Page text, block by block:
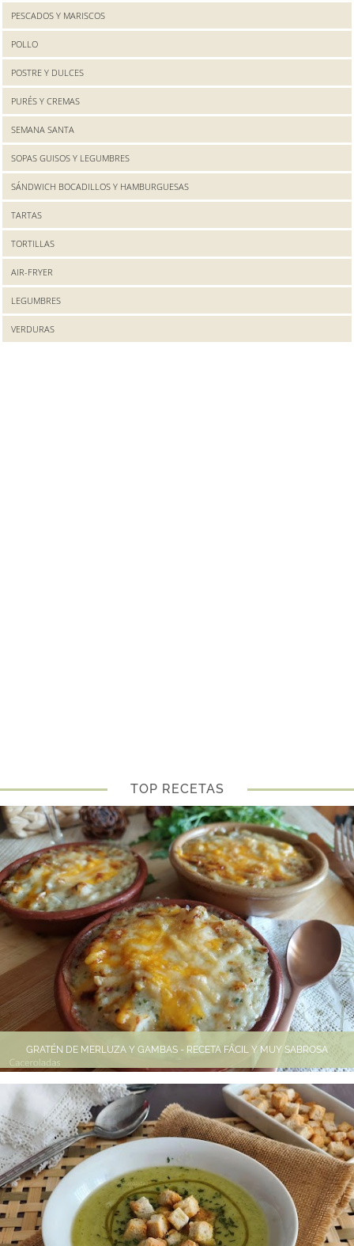
PESCADOS Y MARISCOS
POLLO
POSTRE Y DULCES
PURÉS Y CREMAS
SEMANA SANTA
SOPAS GUISOS Y LEGUMBRES
SÁNDWICH BOCADILLOS Y HAMBURGUESAS
TARTAS
TORTILLAS
AIR-FRYER
LEGUMBRES
VERDURAS
TOP RECETAS
GRATÉN DE MERLUZA Y GAMBAS - RECETA FÁCIL Y MUY SABROSA